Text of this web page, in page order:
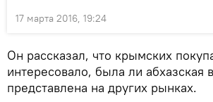
17 марта 2016, 19:24
Он рассказал, что крымских
интересовало, была ли абхазская
представлена на других рынках.